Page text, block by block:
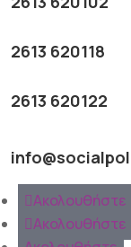
2613 620118
2613 620122
Ακολουθήστε
Ακολουθήστε